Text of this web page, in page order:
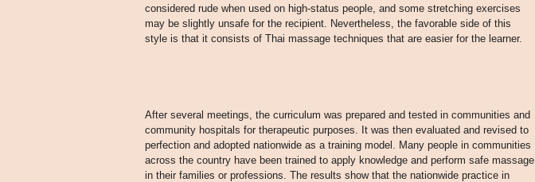
considered rude when used on high-status people, and some stretching exercises
may be slightly unsafe for the recipient. Nevertheless, the favorable side of this
style is that it consists of Thai massage techniques that are easier for the learner.
After several meetings, the curriculum was prepared and tested in communities and
community hospitals for therapeutic purposes. It was then evaluated and revised to
perfection and adopted nationwide as a training model. Many people in communities
across the country have been trained to apply knowledge and perform safe massage
in their families or professions. The results show that the nationwide practice in